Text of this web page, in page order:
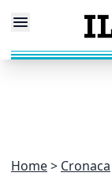
Home Cronaca